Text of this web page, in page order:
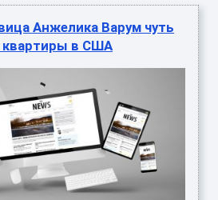
Анжелика Варум чуть
квартиры в США